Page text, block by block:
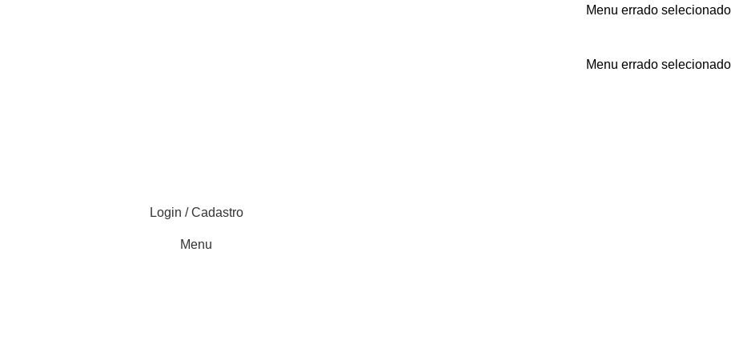
Menu errado selecionado
Menu errado selecionado
Login / Cadastro
Menu